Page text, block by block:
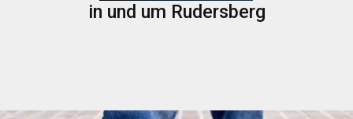
in und um Rudersberg